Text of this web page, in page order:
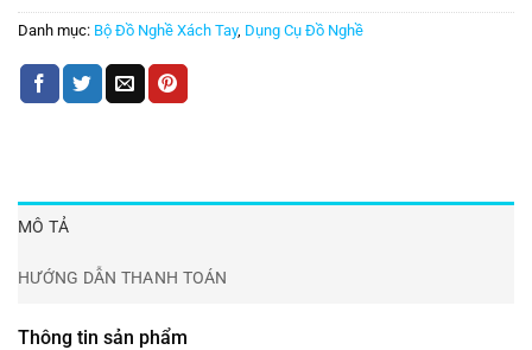
Danh mục: Bộ Đồ Nghề Xách Tay, Dụng Cụ Đồ Nghề
MÔ TẢ
HƯỚNG DẪN THANH TOÁN
Thông tin sản phẩm